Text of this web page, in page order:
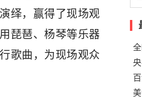
绎，赢得了现场观
琵琶、杨琴等乐器
歌曲，为现场观众
温